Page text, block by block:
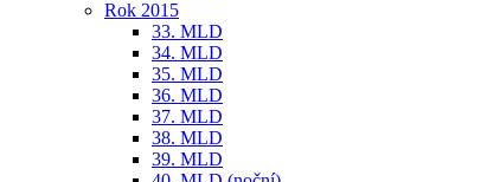
Rok 2015
33. MLD
34. MLD
35. MLD
36. MLD
37. MLD
38. MLD
39. MLD